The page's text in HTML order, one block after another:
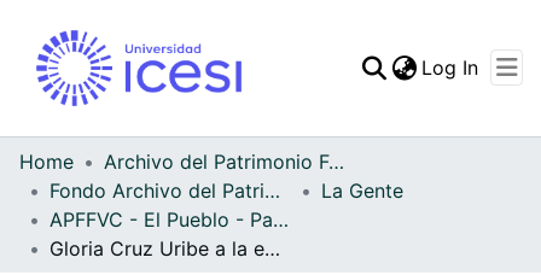
Log In
Home
Archivo del Patrimonio Fotográfico y Fílmico del Valle del Cauca
Fondo Archivo del Patrimonio Fotográfico y Fílmico del Valle del Cauca
La Gente
APFFVC - El Pueblo - Patrimonial
Gloria Cruz Uribe a la edad de 6 años